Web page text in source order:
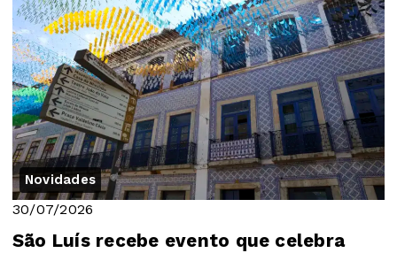
Novidades
30/07/2026
São Luís recebe evento que celebra